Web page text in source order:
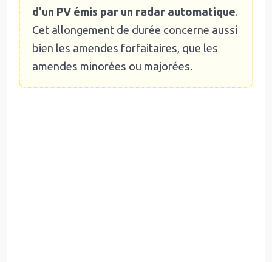
d'un PV émis par un radar automatique.
Cet allongement de durée concerne aussi
bien les amendes forfaitaires, que les
amendes minorées ou majorées.